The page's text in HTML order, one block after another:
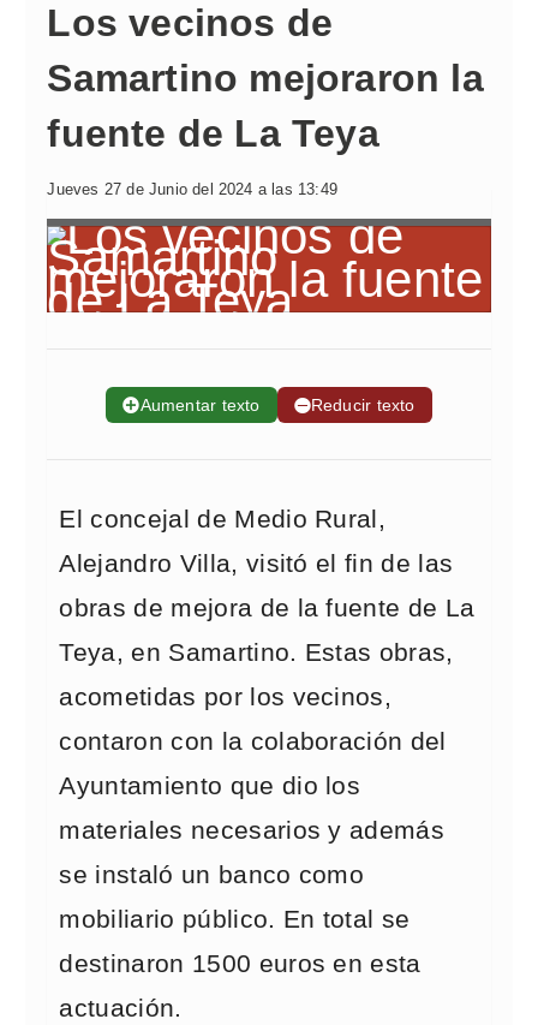
Los vecinos de
Samartino mejoraron la
fuente de La Teya
Jueves 27 de Junio del 2024 a las 13:49
➕Aumentar texto ➖Reducir texto
El concejal de Medio Rural,
Alejandro Villa, visitó el fin de las
obras de mejora de la fuente de La
Teya, en Samartino. Estas obras,
acometidas por los vecinos,
contaron con la colaboración del
Ayuntamiento que dio los
materiales necesarios y además
se instaló un banco como
mobiliario público. En total se
destinaron 1500 euros en esta
actuación.